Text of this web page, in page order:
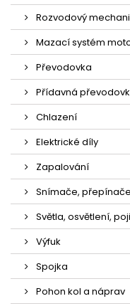
Rozvodový
Mazací systém
Převodovka
Přídavná
Chlazení
Elektrické díly
Zapalování
Snímače,
Světla, osvětlení,
Výfuk
Spojka
Pohon kol a náprav